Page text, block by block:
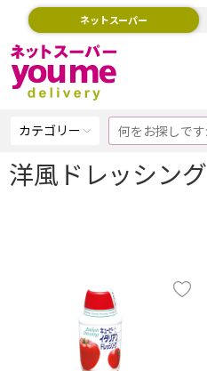
ネットスーパー
カテゴリー
洋風ドレッシング